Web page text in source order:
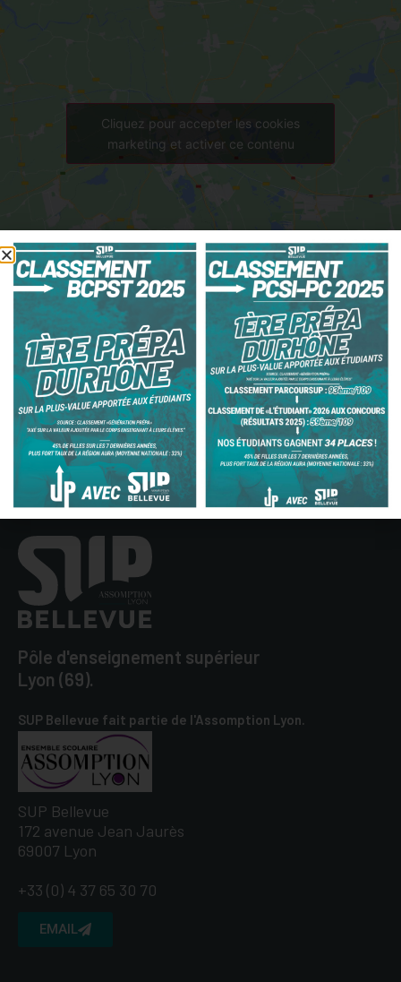
Cliquez pour accepter les cookies
marketing et activer ce contenu
RESTONS EN CONTACT
Suivez l’Assomption SUP Bellevue Lyon sur les
réseaux sociaux :
Pôle d'enseignement supérieur
Lyon (69).
SUP Bellevue fait partie de l'Assomption Lyon.
SUP Bellevue
172 avenue Jean Jaurès
69007 Lyon
+33 (0) 4 37 65 30 70
EMAIL